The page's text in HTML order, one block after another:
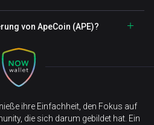
von ApeCoin (APE)?
ihre Einfachheit, den Fokus auf
die sich darum gebildet hat. Ein